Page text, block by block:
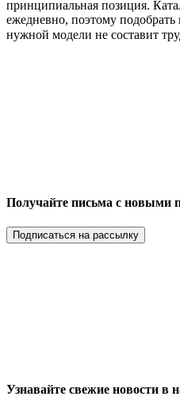
принципиальная позиция.
ежедневно, поэтому
нужной модели не составит
Получайте письма с новыми
Подписаться на рассылку
Узнавайте свежие новости в